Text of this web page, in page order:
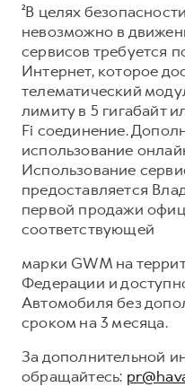
²В целях
невозможно в
сервисов требуется
Интернет, которое
телематический
лимиту в 5 гигабайт
Fi соединение.
использование
Использование
предоставляется
первой продажи
соответствующей
марки GWM на
Федерации и
Автомобиля без
сроком на 3 месяца.
За дополнительной
обращайтесь: